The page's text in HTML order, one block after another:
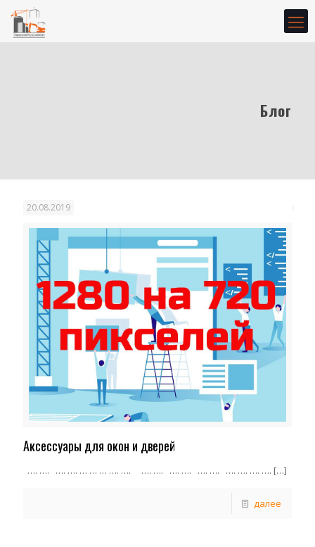
Блог
20.08.2019
Аксессуары для окон и дверей
…. …. …. …. … … … …. …. …. …. …. …. …. …. …. …. …. …. […]
далее